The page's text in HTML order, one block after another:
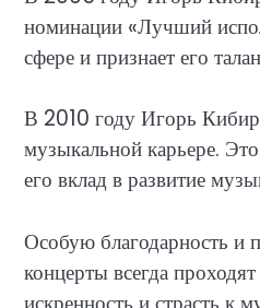
номинации «Лучший
сфере и признает его
В 2010 году Игорь
музыкальной карьере.
его вклад в развитие
Особую благодарность и
концерты всегда